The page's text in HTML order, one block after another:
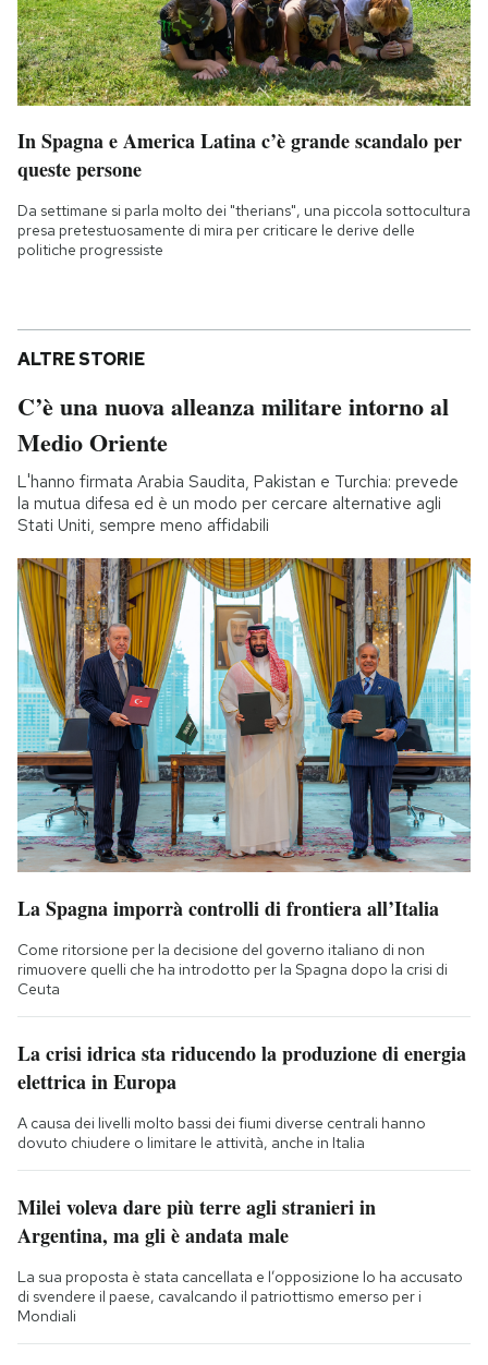
In Spagna e America Latina c’è grande scandalo per
queste persone
Da settimane si parla molto dei "therians", una piccola sottocultura
presa pretestuosamente di mira per criticare le derive delle
politiche progressiste
ALTRE STORIE
C’è una nuova alleanza militare intorno al
Medio Oriente
L'hanno firmata Arabia Saudita, Pakistan e Turchia: prevede
la mutua difesa ed è un modo per cercare alternative agli
Stati Uniti, sempre meno affidabili
La Spagna imporrà controlli di frontiera all’Italia
Come ritorsione per la decisione del governo italiano di non
rimuovere quelli che ha introdotto per la Spagna dopo la crisi di
Ceuta
La crisi idrica sta riducendo la produzione di energia
elettrica in Europa
A causa dei livelli molto bassi dei fiumi diverse centrali hanno
dovuto chiudere o limitare le attività, anche in Italia
Milei voleva dare più terre agli stranieri in
Argentina, ma gli è andata male
La sua proposta è stata cancellata e l’opposizione lo ha accusato
di svendere il paese, cavalcando il patriottismo emerso per i
Mondiali